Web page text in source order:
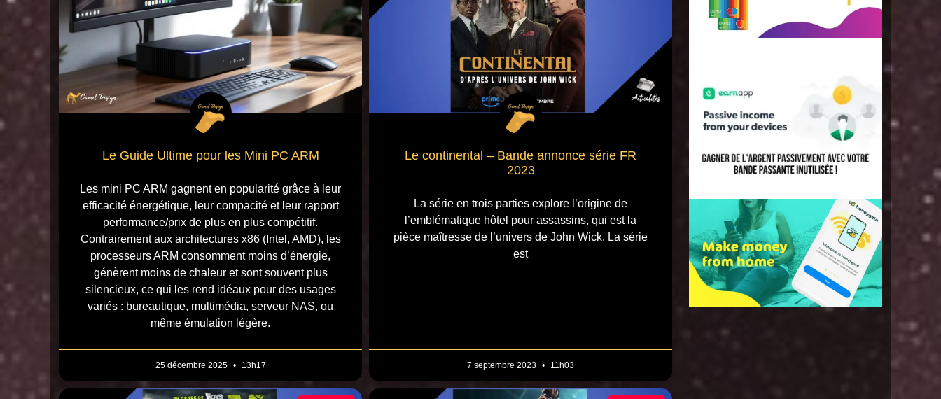
Le Guide Ultime pour les Mini PC ARM
Les mini PC ARM gagnent en popularité grâce à leur
efficacité énergétique, leur compacité et leur rapport
performance/prix de plus en plus compétitif.
Contrairement aux architectures x86 (Intel, AMD), les
processeurs ARM consomment moins d’énergie,
génèrent moins de chaleur et sont souvent plus
silencieux, ce qui les rend idéaux pour des usages
variés : bureautique, multimédia, serveur NAS, ou
même émulation légère.
25 décembre 2025 13h17
Le continental – Bande annonce série FR
2023
La série en trois parties explore l’origine de
l’emblématique hôtel pour assassins, qui est la
pièce maîtresse de l’univers de John Wick. La série
est
7 septembre 2023 11h03